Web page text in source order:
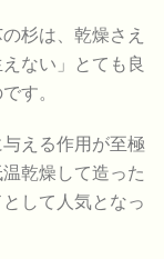
杉は、乾燥さえ
ない」とても良
す。
える作用が至極
乾燥して造った
して人気となっ